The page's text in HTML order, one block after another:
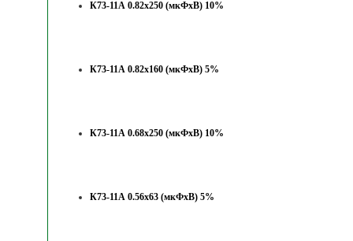
К73-11А 0.82х250 (мкФхВ) 10%
К73-11А 0.82х160 (мкФхВ) 5%
К73-11А 0.68х250 (мкФхВ) 10%
К73-11А 0.56х63 (мкФхВ) 5%